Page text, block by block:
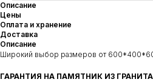
Описание
Цены
Оплата и хранение
Доставка
Описание
Широкий выбор размеров от
ГАРАНТИЯ НА ПАМЯТНИК ИЗ ГРАНИТА